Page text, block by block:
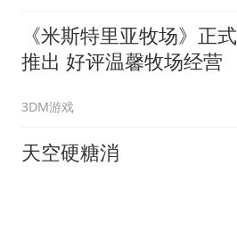
《米斯特里亚牧场》正式
推出 好评温馨牧场经营
3DM游戏
天空硬糖消